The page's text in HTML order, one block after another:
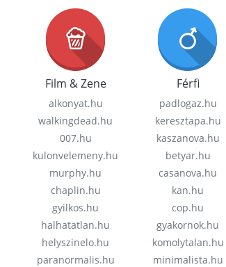
Film & Zene
alkonyat.hu
walkingdead.hu
007.hu
kulonvelemeny.hu
murphy.hu
chaplin.hu
gyilkos.hu
halhatatlan.hu
helyszinelo.hu
paranormalis.hu
Férfi
padlogaz.hu
keresztapa.hu
kaszanova.hu
betyar.hu
casanova.hu
kan.hu
cop.hu
gyakornok.hu
komolytalan.hu
minimalista.hu